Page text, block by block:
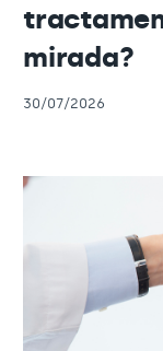
mirada?
30/07/2026